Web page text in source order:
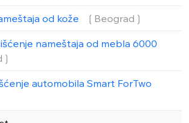
od kože ❲Beograd❳
nameštaja od mebla 6000
automobila Smart ForTwo